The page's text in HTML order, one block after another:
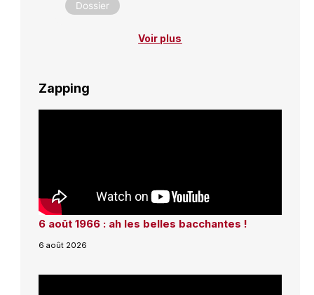
Dossier
Voir plus
Zapping
6 août 1966 : ah les belles bacchantes !
6 août 2026